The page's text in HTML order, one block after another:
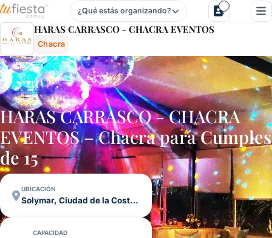
Haras Carrasco - Chacra Eventos - Chacra En Solymar,
¿Qué estás organizando?
HARAS CARRASCO - CHACRA EVENTOS
Chacra
HARAS CARRASCO - CHACRA
EVENTOS – Chacra paraCumples
de 15
UBICACIÓN
Solymar, Ciudad de la Costa, Canelones
CAPACIDAD